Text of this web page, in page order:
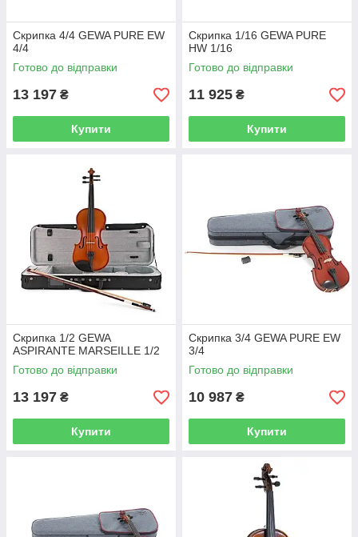
Скрипка 4/4 GEWA PURE EW
4/4
Готово до відправки
13 197 ₴
Купити
Скрипка 1/16 GEWA PURE
HW 1/16
Готово до відправки
11 925 ₴
Купити
Скрипка 1/2 GEWA
ASPIRANTE MARSEILLE 1/2
Готово до відправки
13 197 ₴
Купити
Скрипка 3/4 GEWA PURE EW
3/4
Готово до відправки
10 987 ₴
Купити